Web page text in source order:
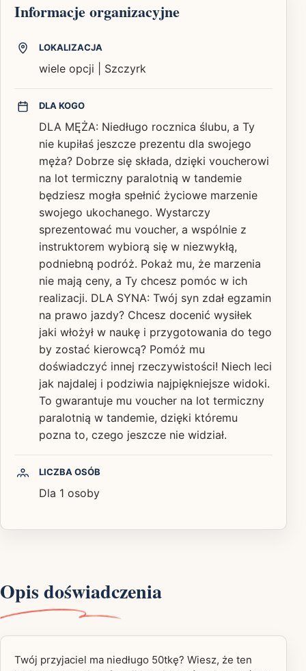
Informacje organizacyjne
LOKALIZACJA
wiele opcji | Szczyrk
DLA KOGO
DLA MĘŻA: Niedługo rocznica ślubu, a Ty
nie kupiłaś jeszcze prezentu dla swojego
męża? Dobrze się składa, dzięki voucherowi
na lot termiczny paralotnią w tandemie
będziesz mogła spełnić życiowe marzenie
swojego ukochanego. Wystarczy
sprezentować mu voucher, a wspólnie z
instruktorem wybiorą się w niezwykłą,
podniebną podróż. Pokaż mu, że marzenia
nie mają ceny, a Ty chcesz pomóc w ich
realizacji. DLA SYNA: Twój syn zdał egzamin
na prawo jazdy? Chcesz docenić wysiłek
jaki włożył w naukę i przygotowania do tego
by zostać kierowcą? Pomóż mu
doświadczyć innej rzeczywistości! Niech leci
jak najdalej i podziwia najpiękniejsze widoki.
To gwarantuje mu voucher na lot termiczny
paralotnią w tandemie, dzięki któremu
pozna to, czego jeszcze nie widział.
LICZBA OSÓB
Dla 1 osoby
Opis doświadczenia
Twój przyjaciel ma niedługo 50tkę? Wiesz, że ten